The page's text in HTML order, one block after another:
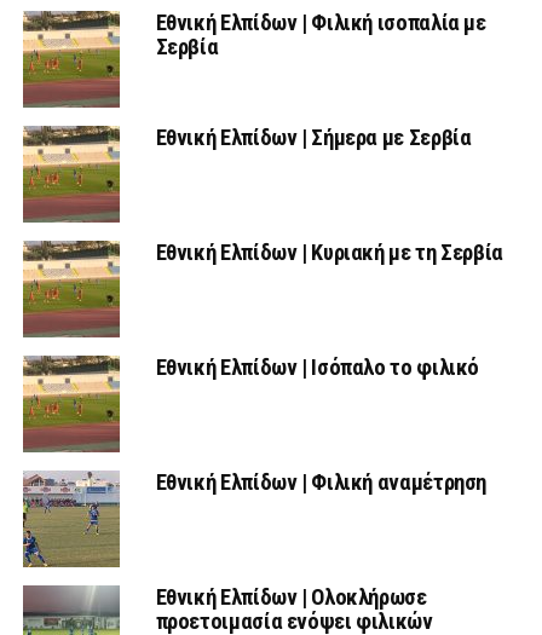
Εθνική Ελπίδων | Φιλική ισοπαλία με
Σερβία
Εθνική Ελπίδων | Σήμερα με Σερβία
Εθνική Ελπίδων | Κυριακή με τη Σερβία
Εθνική Ελπίδων | Ισόπαλο το φιλικό
Εθνική Ελπίδων | Φιλική αναμέτρηση
Εθνική Ελπίδων | Ολοκλήρωσε
προετοιμασία ενόψει φιλικών